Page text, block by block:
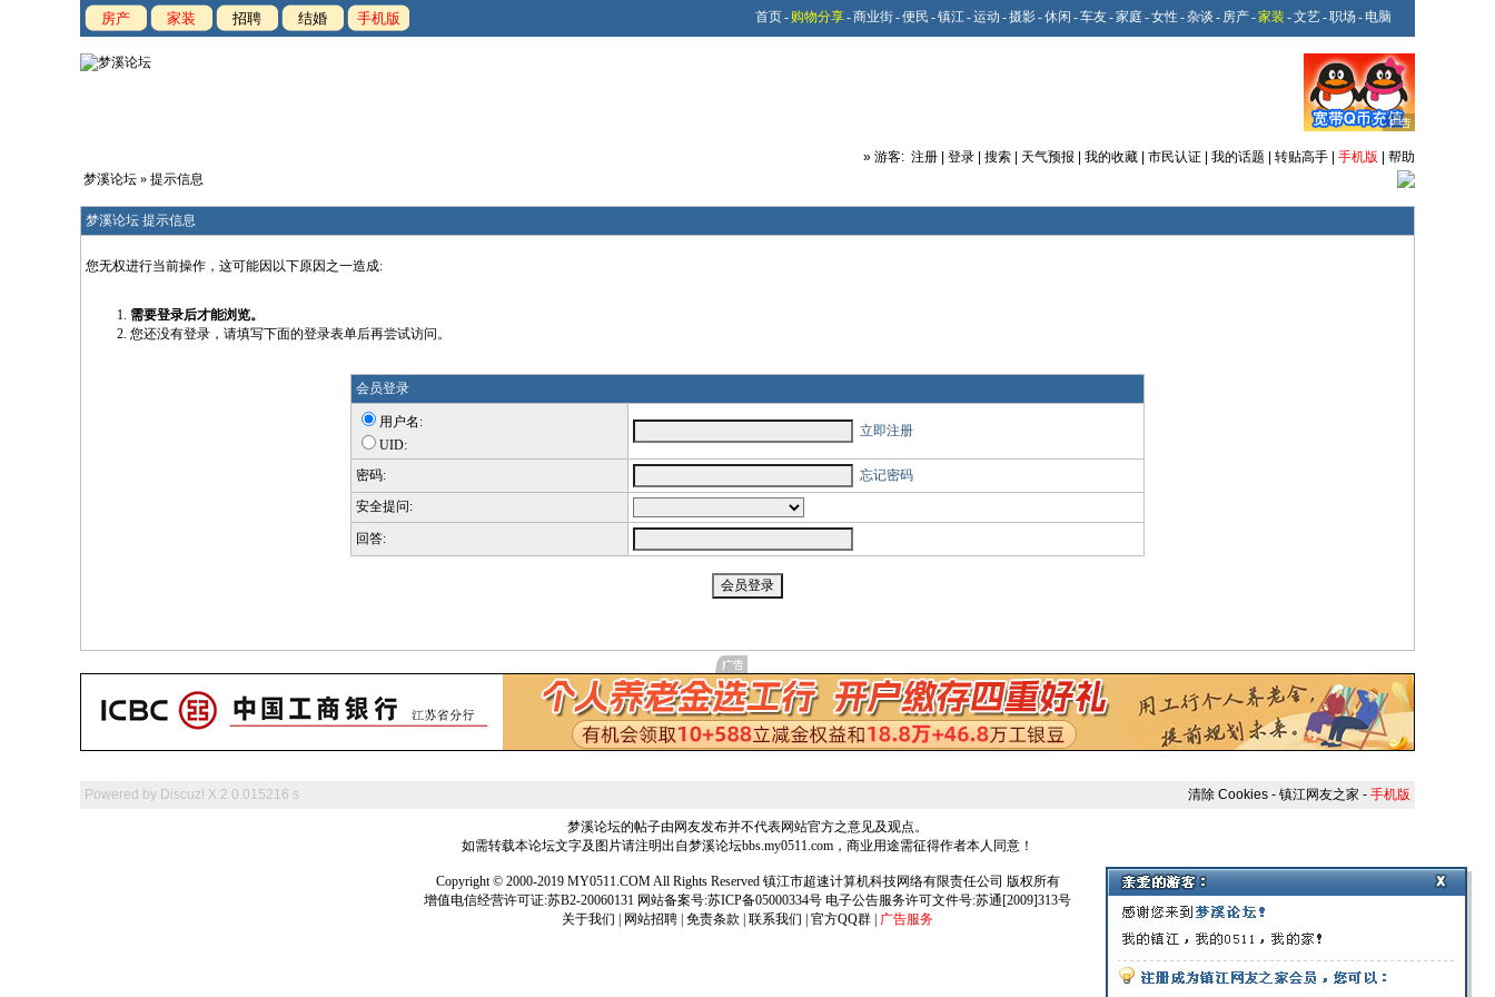
房产 家装 招聘 结婚 手机版 首页- 购物分享-商业街-便民 -镇江-运动 -摄影-休闲 -车友-家庭 -女性 -杂谈 - 房产-家装 -文艺-职场 - 电脑
» 游客: 注册 登录 搜索 天气预报 我的收藏 市民认证 我的话题 转贴高手 手机版
帮助
梦溪论坛 » 提示信息
梦溪论坛 提示信息
您无权进行当前操作，这可能因以下原因之一造成:
需要登录后才能浏览。
您还没有登录，请填写下面的登录表单后再尝试访问。
会员登录
用户名:
UID:
立即注册
密码:
忘记密码
安全提问:
回答:
Powered by Discuz! X 2 0.015216 s 清除 Cookies - 镇江网友之家 - 手机版
梦溪论坛的帖子由网友发布并不代表网站官方之意见及观点。
如需转载本论坛文字及图片请注明出自梦溪论坛bbs.my0511.com，商业用途需征得作者本人同意！
Copyright © 2000-2019 MY0511.COM All Rights Reserved 镇江市超速计算机科技网络有限责任公司 版权所有
增值电信经营许可证:苏B2-20060131 网站备案号:苏ICP备05000334号 电子公告服务许可文件号:苏通[2009]313号
关于我们
网站招聘 免责条款 联系我们 官方QQ群 广告服务